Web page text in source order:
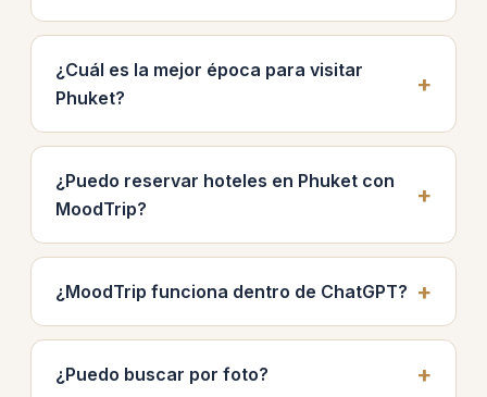
¿Cuál es la mejor época para visitar
Phuket?
¿Puedo reservar hoteles en Phuket con
MoodTrip?
¿MoodTrip funciona dentro de ChatGPT?
¿Puedo buscar por foto?